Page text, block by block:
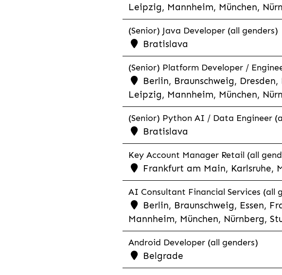
Leipzig, Mannheim, München,
(Senior) Java Developer (all genders)
Bratislava
(Senior) Platform Developer /
Berlin, Braunschweig,
Leipzig, Mannheim, München,
(Senior) Python AI / Data Engineer
Bratislava
Key Account Manager Retail (all
Frankfurt am Main, Karlsruhe,
AI Consultant Financial Services (all
Berlin, Braunschweig, Essen,
Mannheim, München, Nürnberg,
Android Developer (all genders)
Belgrade